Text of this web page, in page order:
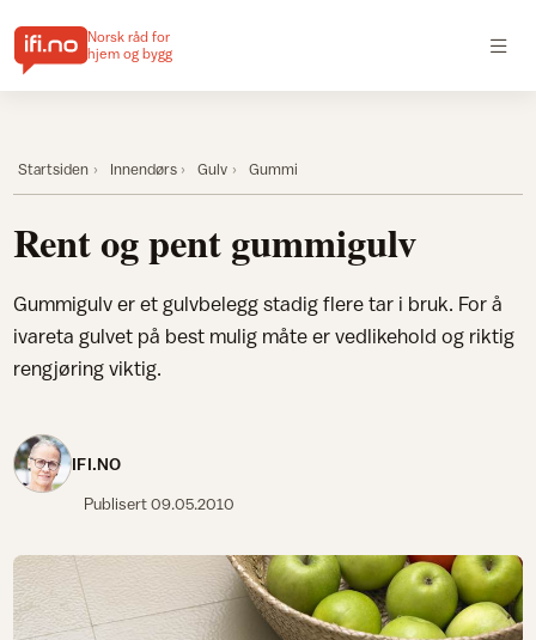
Norsk råd for
hjem og bygg
Startsiden Innendørs Gulv Gummi
Rent og pent gummigulv
Gummigulv er et gulvbelegg stadig flere tar i bruk. For å
ivareta gulvet på best mulig måte er vedlikehold og riktig
rengjøring viktig.
IFI.NO
Publisert09.05.2010